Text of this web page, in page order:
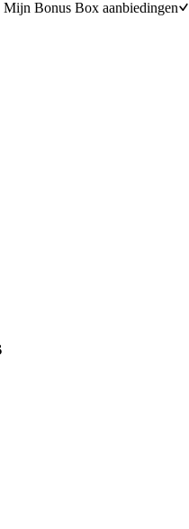
Mijn Bonus Box aanbiedingen